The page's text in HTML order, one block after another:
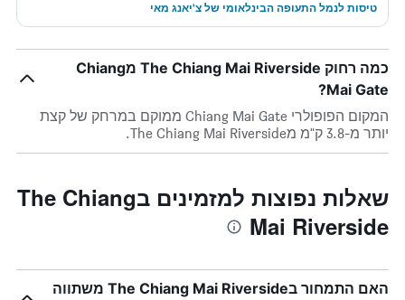
טיסות לנמל התעופה הבינלאומי של צ'יאנג מאי
כמה רחוק The Chiang Mai Riverside מChiang
Mai Gate?
המקום הפופולרי Chiang Mai Gate ממוקם במרחק של קצת
יותר מ-3.8 ק"מ מThe Chiang Mai Riverside.
שאלות נפוצות למזמינים בThe Chiang
Mai Riverside
האם התמחור בThe Chiang Mai Riverside משתווה